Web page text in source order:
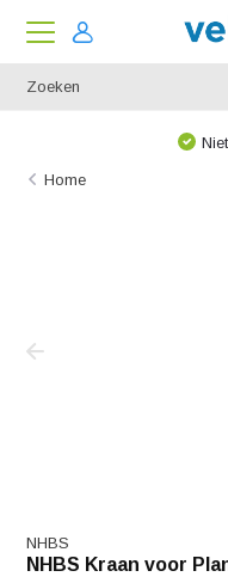
Home
NHBS
NHBS Kraan voor